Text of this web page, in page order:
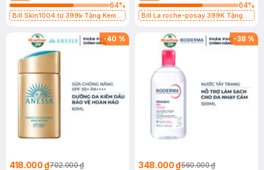
64%
Bill Skin1004 từ 399k Tặng Kem
SPF 50+ 20ml (SL Có Hạn)
64%
Bill La roche-posay 399K Tặng
(SL có hạn)
-40 %
418.000 ₫702.000 ₫
-38 %
348.000 ₫560.000 ₫